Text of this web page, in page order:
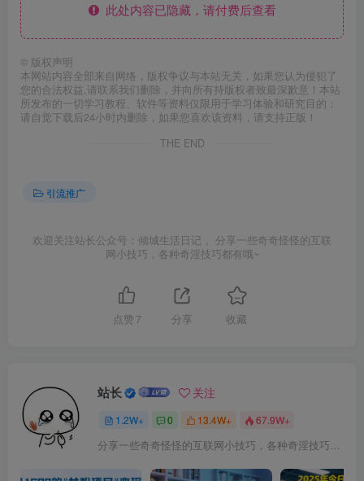
此处内容已隐藏，请付费后查看
© 版权声明
本网站内容全部来自网络，版权争议与本站无关，如果您认为侵犯了
您的合法权益,请联系我们删除，并向所有持版权者致最深歉意！本站
所发布的一切学习教程、软件等资料仅限用于学习体验和研究目的；
请自觉下载后24小时内删除，如果您喜欢该资料，请支持正版！
THE END
引流推广
欢迎关注站长公众号：倾城生活日记 。分享一些奇奇怪怪的互联
网小技巧，各种奇淫技巧都有哦~
点赞 7 分享 收藏
站长 关注
1.2W+ 0 13.4W+ 67.9W+
分享一些奇奇怪怪的互联网小技巧，各种奇淫技巧都在本站。